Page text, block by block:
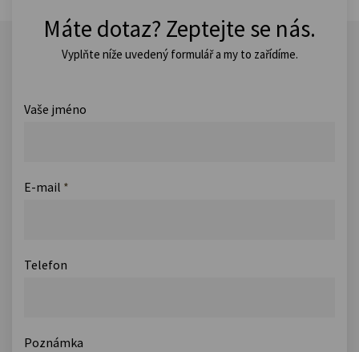
Máte dotaz? Zeptejte se nás.
Vyplňte níže uvedený formulář a my to zařídíme.
Vaše jméno
E-mail *
Telefon
Poznámka